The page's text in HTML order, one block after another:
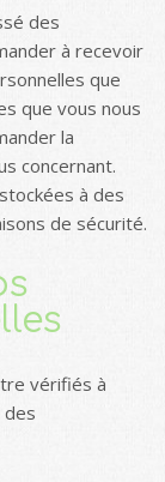
des
à recevoir
que
que vous nous
la
concernant.
à des
de sécurité.
vérifiés à
des